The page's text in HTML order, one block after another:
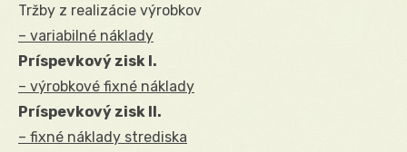
Tržby z realizácie výrobkov
– variabilné náklady
Príspevkový zisk I.
– výrobkové fixné náklady
Príspevkový zisk II.
– fixné náklady strediska